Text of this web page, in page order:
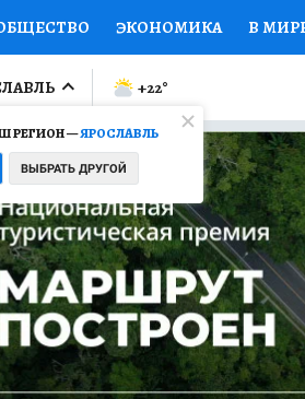
ЭКОНОМИКА В
ПРОИСШЕСТВИЯ
МИР Я ЗНАЮ СЕМЬЯ
СЕРИАЛЫ СПЕЦПРОЕКТЫ
КОНКУРСЫ
ОБЪЯВЛЕНИЯ
РЕГИОН —ЯРОСЛАВЛЬ
ВЫБРАТЬ ДРУГОЙ
+22°